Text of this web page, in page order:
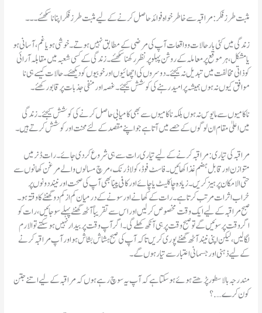
مثبت طرز فکر:مراقبہ سے خاطر خواہ فوائد حاصل کرنے کے لیے مثبت طرز فکر اپنانا سکھئے ۔۔۔
زندگی میں کئی بار حالات و واقعات آپ کی مرضی کے مطابق نہیں ہوتے۔ خوشی ہو یا غم ، آسانی ہو
یا مشکل، ہر موقع پر معاملہ کے روشن پہلو پر نظر رکھنا سکھئے۔ زندگی کے کسی شعبہ میں مقابلہ آرائی
کو ذاتی مخالفت میں تبدیل نہ کیجئے۔ دوسروں کی اچھائیوں اور خوبیوں کو دیکھئے۔ حالات کیسے ہی نا
موافق کیوں نہ ہوں ہمیشہ پر امید رہنے کی کوشش کیجئے۔ غصہ اور منفی جذبات پر قابورکھئے۔
ناکامیوں سے مایوس نہ ہوں بلکہ ناکامیوں سے بھی کامیابی حاصل کرنے کی کوشش کیجئے۔ زندگی
میں اعلیٰ مقام ان لوگوں کے حصے میں آتا ہے جو اپنے مقصد کے لئے محنت اور کوشش کرتے ہیں۔
متوازن اور قابل ہضم غذا کھائیں۔ فاسٹ فوڈ، کولا ڈرنک ، مرچ مسالوں والے مرغن کھانوں سے
حتی الامکان پر ہیز کریں۔ زیادہ چاکلیٹ یا چائے اور کافی پینا بھی آپ کی صحت اور نیند دونوں پر
خراب اثرات مرتب کرتا ہے۔ رات کے کھانے اور سونے کے درمیان کم از کم دو گھنٹے کا وقتہ ہو۔
صبح مراقبہ کے لیے ایک وقت مخصوص کرلیں اور اس سے تقریباً آٹھ گھنٹے پہلے سو جائیں، رات کو
اگر وقت پر سوئیں گے تو صبح وقت پر ہی آنکھ کھلے گی۔ اگر آپ وقت پر بیدار نہیں ہو سکتے تو الارم
لگالیں، لیکن اپنی نیند آٹھ گھنٹے پوری کریں تاکہ آپ کی صبح ہشاش بشاش ہو اور آپ مراقبہ کرنے
کے لیے ذہنی اور جسمانی اعتبار سے تیار ہوں گے۔
مندرجہ بالا سطور پڑھتے ہوئے ہو سکتا ہے کہ آپ یہ سوچ رہے ہوں کہ مراقبہ کے لیے اتنے جتن
کون کرے….؟